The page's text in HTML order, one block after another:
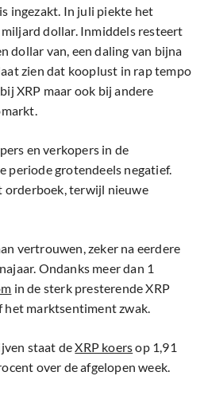
ingezakt. In juli piekte het
dollar. Inmiddels resteert
dollar van, een daling van bijna
zien dat kooplust in rap tempo
XRP maar ook bij andere
en verkopers in de
periode grotendeels negatief.
orderboek, terwijl nieuwe
vertrouwen, zeker na eerdere
Ondanks meer dan 1
in de sterk presterende XRP
het marktsentiment zwak.
staat deXRP koersop 1,91
over de afgelopen week.